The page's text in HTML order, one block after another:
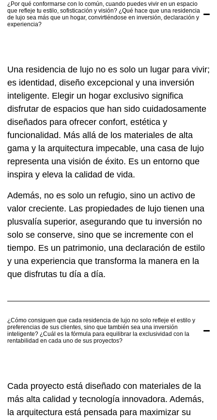
¿Por qué conformarse con lo común, cuando puedes vivir en un espacio
que refleje tu estilo, sofisticación y visión? ¿Qué hace que una residencia
de lujo sea más que un hogar, convirtiéndose en inversión, declaración y
experiencia?
Una residencia de lujo no es solo un lugar para vivir;
es identidad, diseño excepcional y una inversión
inteligente. Elegir un hogar exclusivo significa
disfrutar de espacios que han sido cuidadosamente
diseñados para ofrecer confort, estética y
funcionalidad. Más allá de los materiales de alta
gama y la arquitectura impecable, una casa de lujo
representa una visión de éxito. Es un entorno que
inspira y eleva la calidad de vida.
Además, no es solo un refugio, sino un activo de
valor creciente. Las propiedades de lujo tienen una
plusvalía superior, asegurando que tu inversión no
solo se conserve, sino que se incremente con el
tiempo. Es un patrimonio, una declaración de estilo
y una experiencia que transforma la manera en la
que disfrutas tu día a día.
¿Cómo consiguen que cada residencia de lujo no solo refleje el estilo y
preferencias de sus clientes, sino que también sea una inversión
inteligente? ¿Cuál es la fórmula para equilibrar la exclusividad con la
rentabilidad en cada uno de sus proyectos?
Cada proyecto está diseñado con materiales de la
más alta calidad y tecnología innovadora. Además,
la arquitectura está pensada para maximizar su